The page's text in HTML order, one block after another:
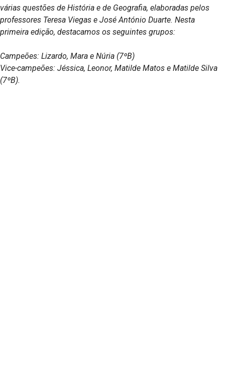
várias questões de História e de Geografia, elaboradas pelos
professores Teresa Viegas e José António Duarte. Nesta
primeira edição, destacamos os seguintes grupos:
Campeões: Lizardo, Mara e Núria (7ºB)
Vice-campeões: Jéssica, Leonor, Matilde Matos e Matilde Silva
(7ºB).